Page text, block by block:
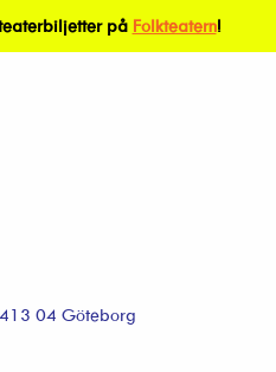
på Folkteatern!
04 Göteborg